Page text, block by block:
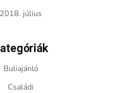
2018. július
Buliajánló
Családi